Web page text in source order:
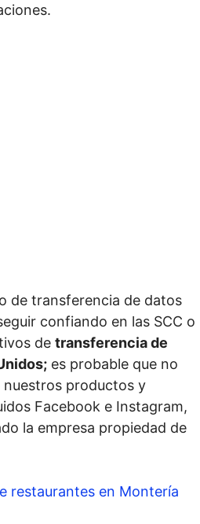
de transferencia de datos
confiando en las SCC o
de transferencia de
es probable que no
productos y
Facebook e Instagram,
la empresa propiedad de
restaurantes en Montería